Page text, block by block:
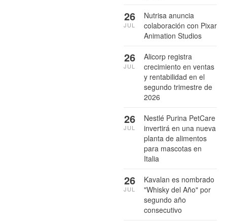
Nutrisa anuncia
colaboración con Pixar
Animation Studios
26
JUL
Alicorp registra
crecimiento en ventas
y rentabilidad en el
segundo trimestre de
2026
26
JUL
Nestlé Purina PetCare
invertirá en una nueva
planta de alimentos
para mascotas en
Italia
26
JUL
Kavalan es nombrado
"Whisky del Año" por
segundo año
consecutivo
26
JUL